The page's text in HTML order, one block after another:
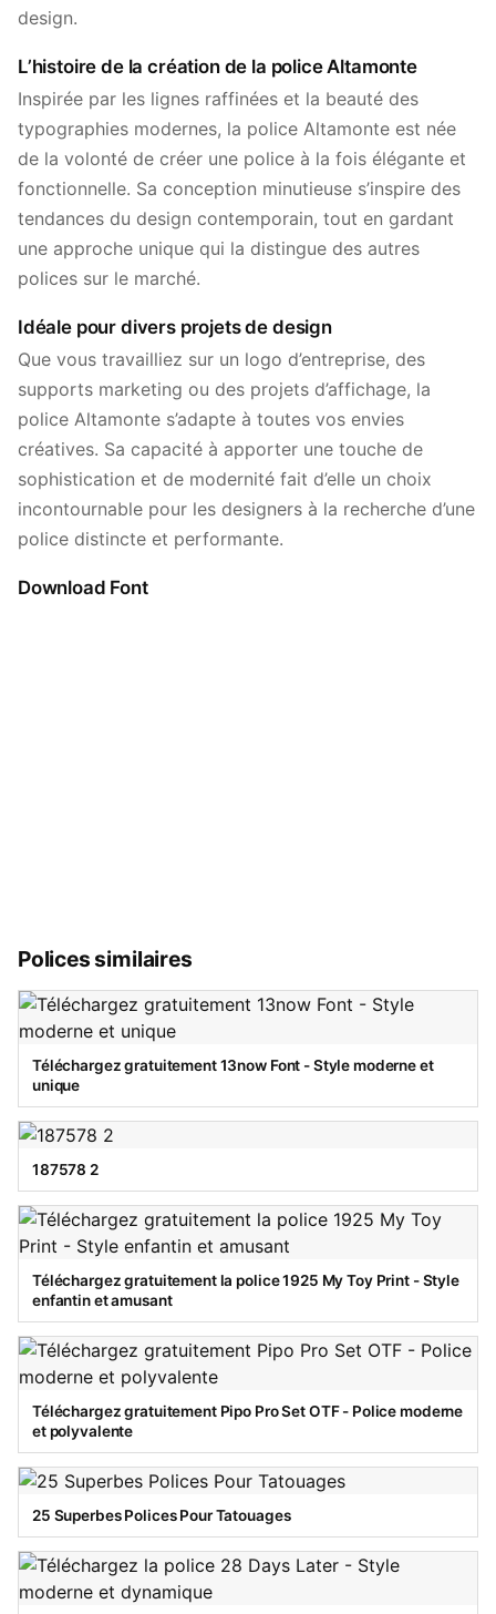
design.
L’histoire de la création de la police Altamonte
Inspirée par les lignes raffinées et la beauté des
typographies modernes, la police Altamonte est née
de la volonté de créer une police à la fois élégante et
fonctionnelle. Sa conception minutieuse s’inspire des
tendances du design contemporain, tout en gardant
une approche unique qui la distingue des autres
polices sur le marché.
Idéale pour divers projets de design
Que vous travailliez sur un logo d’entreprise, des
supports marketing ou des projets d’affichage, la
police Altamonte s’adapte à toutes vos envies
créatives. Sa capacité à apporter une touche de
sophistication et de modernité fait d’elle un choix
incontournable pour les designers à la recherche d’une
police distincte et performante.
Download Font
Polices similaires
Téléchargez gratuitement 13now Font - Style moderne et
unique
187578 2
Téléchargez gratuitement la police 1925 My Toy Print - Style
enfantin et amusant
Téléchargez gratuitement Pipo Pro Set OTF - Police moderne
et polyvalente
25 Superbes Polices Pour Tatouages